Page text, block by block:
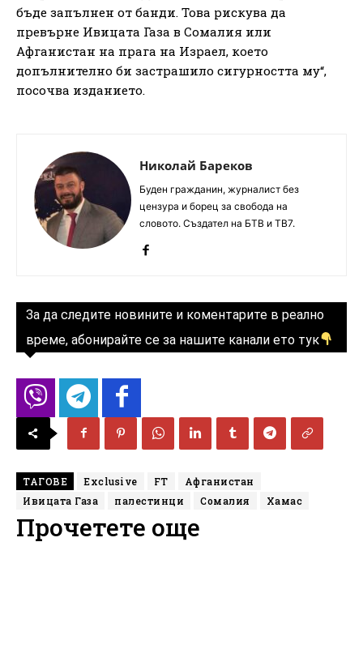
бъде запълнен от банди. Това рискува да
превърне Ивицата Газа в Сомалия или
Афганистан на прага на Израел, което
допълнително би застрашило сигурността му“,
посочва изданието.
Николай Бареков
Буден гражданин, журналист без
цензура и борец за свобода на
словото. Създател на БТВ и ТВ7.
За да следите новините и коментарите в реално
време, абонирайте се за нашите канали ето тук
ТАГОВЕ Exclusive FT
Афганистан
Ивицата Газа
палестинци Сомалия Хамас
Прочетете още